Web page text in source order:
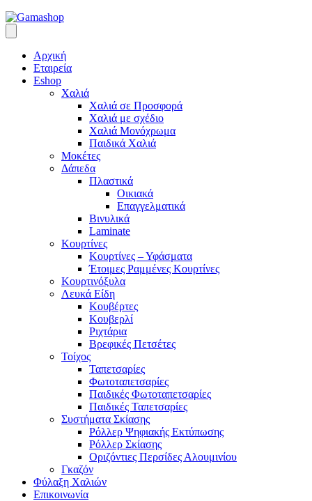
Αρχική
Εταιρεία
Eshop
Χαλιά
Χαλιά σε Προσφορά
Χαλιά με σχέδιο
Χαλιά Μονόχρωμα
Παιδικά Χαλιά
Μοκέτες
Δάπεδα
Πλαστικά
Οικιακά
Επαγγελματικά
Βινυλικά
Laminate
Κουρτίνες
Κουρτίνες – Υφάσματα
Έτοιμες Ραμμένες Κουρτίνες
Κουρτινόξυλα
Λευκά Είδη
Κουβέρτες
Κουβερλί
Ριχτάρια
Βρεφικές Πετσέτες
Τοίχος
Ταπετσαρίες
Φωτοταπετσαρίες
Παιδικές Φωτοταπετσαρίες
Παιδικές Ταπετσαρίες
Συστήματα Σκίασης
Ρόλλερ Ψηφιακής Εκτύπωσης
Ρόλλερ Σκίασης
Οριζόντιες Περσίδες Αλουμινίου
Γκαζόν
Φύλαξη Χαλιών
Επικοινωνία